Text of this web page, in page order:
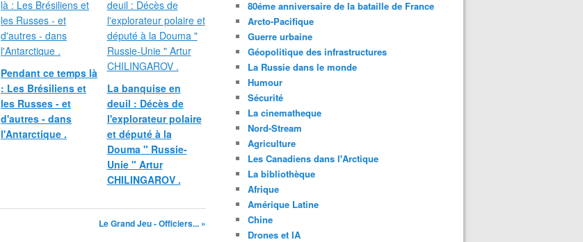
Pendant ce temps là
: Les Brésiliens et
les Russes - et
d'autres - dans
l'Antarctique .
La banquise en
deuil : Décès de
l'explorateur polaire
et député à la
Douma " Russie-
Unie " Artur
CHILINGAROV .
Le Grand Jeu - Officiers... »
80éme anniversaire de la bataille de France
Arcto-Pacifique
Guerre urbaine
Géopolitique des infrastructures
La Russie dans le monde
Humour
Sécurité
La cinematheque
Nord-Stream
Agriculture
Les Canadiens dans l'Arctique
La bibliothèque
Afrique
Amérique Latine
Chine
Drones et IA